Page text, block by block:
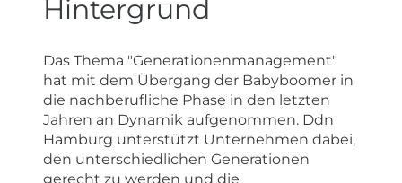
Hintergrund
Das Thema "Generationenmanagement"
hat mit dem Übergang der Babyboomer in
die nachberufliche Phase in den letzten
Jahren an Dynamik aufgenommen. Ddn
Hamburg unterstützt Unternehmen dabei,
den unterschiedlichen Generationen
gerecht zu werden und die